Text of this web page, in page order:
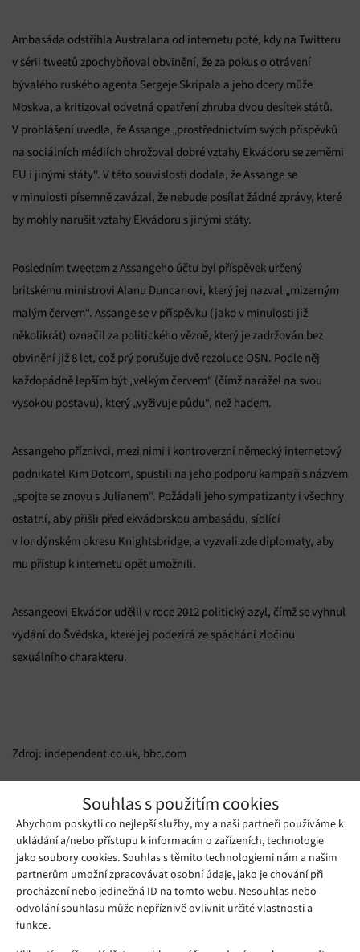
Souhlas s použitím cookies
Abychom poskytli co nejlepší služby, my a naši partneři používáme k
ukládání a/nebo přístupu k informacím o zařízeních, technologie
jako soubory cookies. Souhlas s těmito technologiemi nám a našim
partnerům umožní zpracovávat osobní údaje, jako je chování při
procházení nebo jedinečná ID na tomto webu. Nesouhlas nebo
odvolání souhlasu může nepříznivě ovlivnit určité vlastnosti a
funkce.
Ambasáda odstřihla Australana od internetu poté, kdy na Twitteru
v sérii tweetů zpochybňoval obvinění, že za pokus o otrávení
bývalého ruského agenta Sergeje Skripala a jeho dcery může
Moskva, a kritizoval odvetná opatření zhruba dvou desítek států.
V prohlášení uvedla, že Assange „prostřednictvím svých příspěvků
na sociálních médiích ohrožoval dobré vztahy Ekvádoru se zeměmi
EU i jinými státy“. V této souvislosti dodala, že Assange se
v minulosti písemně zavázal, že nebude posílat žádné zprávy, které
by mohly narušit vztahy Ekvádoru s jinými státy.
Posledním tweetem z Assangeho účtu byl příspěvek určený
britskému ministrovi Alanu Duncanovi, který jej nazval „mizerným
malým červem“. Assange se v příspěvku (jako v minulosti již
několikrát) označil za politického vězně, který je zadržován bez
obvinění již 8 let, což prý porušuje dvě rezoluce OSN. Podle něj
každopádně lepším být „velkým červem“ (čímž narážel na svou
vysokou postavu), který „vyživuje půdu“, než hadem.
Assangeho příznivci, mezi nimi i kontroverzní německý internetový
podnikatel Kim Dotcom, spustili na jeho podporu kampaň s názvem
„spojte se znovu s Julianem“. Požádali jeho sympatizanty i všechny
ostatní, aby přišli před ekvádorskou ambasádu, sídlící
v londýnském okresu Knightsbridge, a vyzvali zde diplomaty, aby
mu přístup k internetu opět umožnili.
Assangeovi Ekvádor udělil v roce 2012 politický azyl, čímž se vyhnul
vydání do Švédska, které jej podezírá ze spáchání zločinu
sexuálního charakteru.
Zdroj: independent.co.uk, bbc.com
Mohlo by se vám líbit